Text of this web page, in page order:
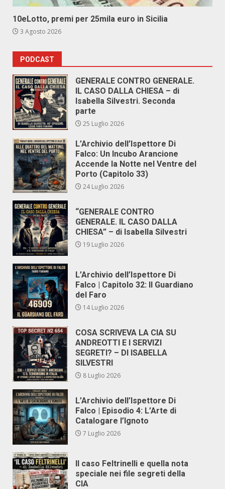
10eLotto, premi per 25mila euro in Sicilia
3 Agosto 2026
PODCAST
GENERALE CONTRO GENERALE.
IL CASO DALLA CHIESA – di
Isabella Silvestri. Seconda
parte
25 Luglio 2026
L’Archivio dell’Ispettore Di
Falco: Un Incubo Arancione
Accende la Notte nel Ventre del
Porto (Capitolo 33)
24 Luglio 2026
“GENERALE CONTRO
GENERALE. IL CASO DALLA
CHIESA” – di Isabella Silvestri
19 Luglio 2026
L’Archivio dell’Ispettore Di
Falco | Capitolo 32: Il Guardiano
del Faro
14 Luglio 2026
COSA SCRIVEVA LA CIA SU
ANDREOTTI E I SERVIZI
SEGRETI? – DI ISABELLA
SILVESTRI
8 Luglio 2026
L’Archivio dell’Ispettore Di
Falco | Episodio 4: L’Arte di
Catalogare l’Ignoto
7 Luglio 2026
Il caso Feltrinelli e quella nota
speciale nei file segreti della
CIA